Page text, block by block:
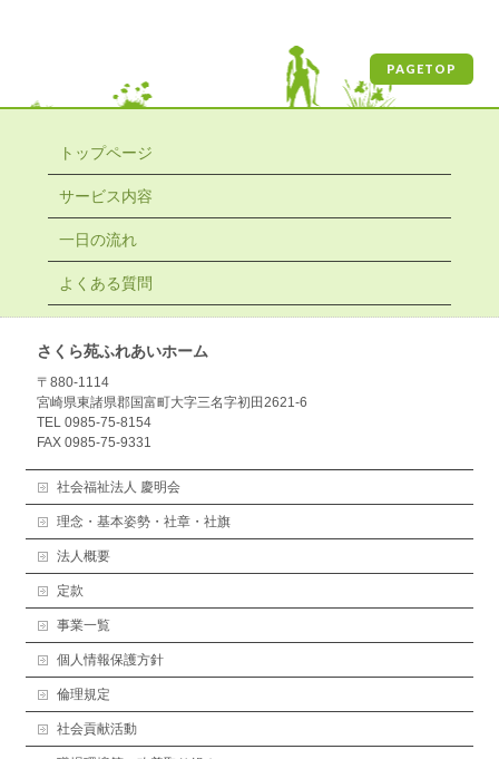
PAGETOP
トップページ
サービス内容
一日の流れ
よくある質問
さくら苑ふれあいホーム
〒880-1114
宮崎県東諸県郡国富町大字三名字初田2621-6
TEL 0985-75-8154
FAX 0985-75-9331
社会福祉法人 慶明会
理念・基本姿勢・社章・社旗
法人概要
定款
事業一覧
個人情報保護方針
倫理規定
社会貢献活動